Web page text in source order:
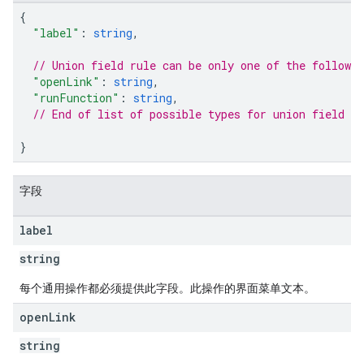
{
"label" : string,
// Union field rule can be only one of the
"openLink" : string,
"runFunction" : string,
// End of list of possible types for union field
}
字段
label
string
每个通用操作都必须提供此字段。 此操作的界面菜单文本。
openLink
string